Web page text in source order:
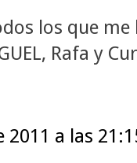
los que
Rafa y
2011 a las